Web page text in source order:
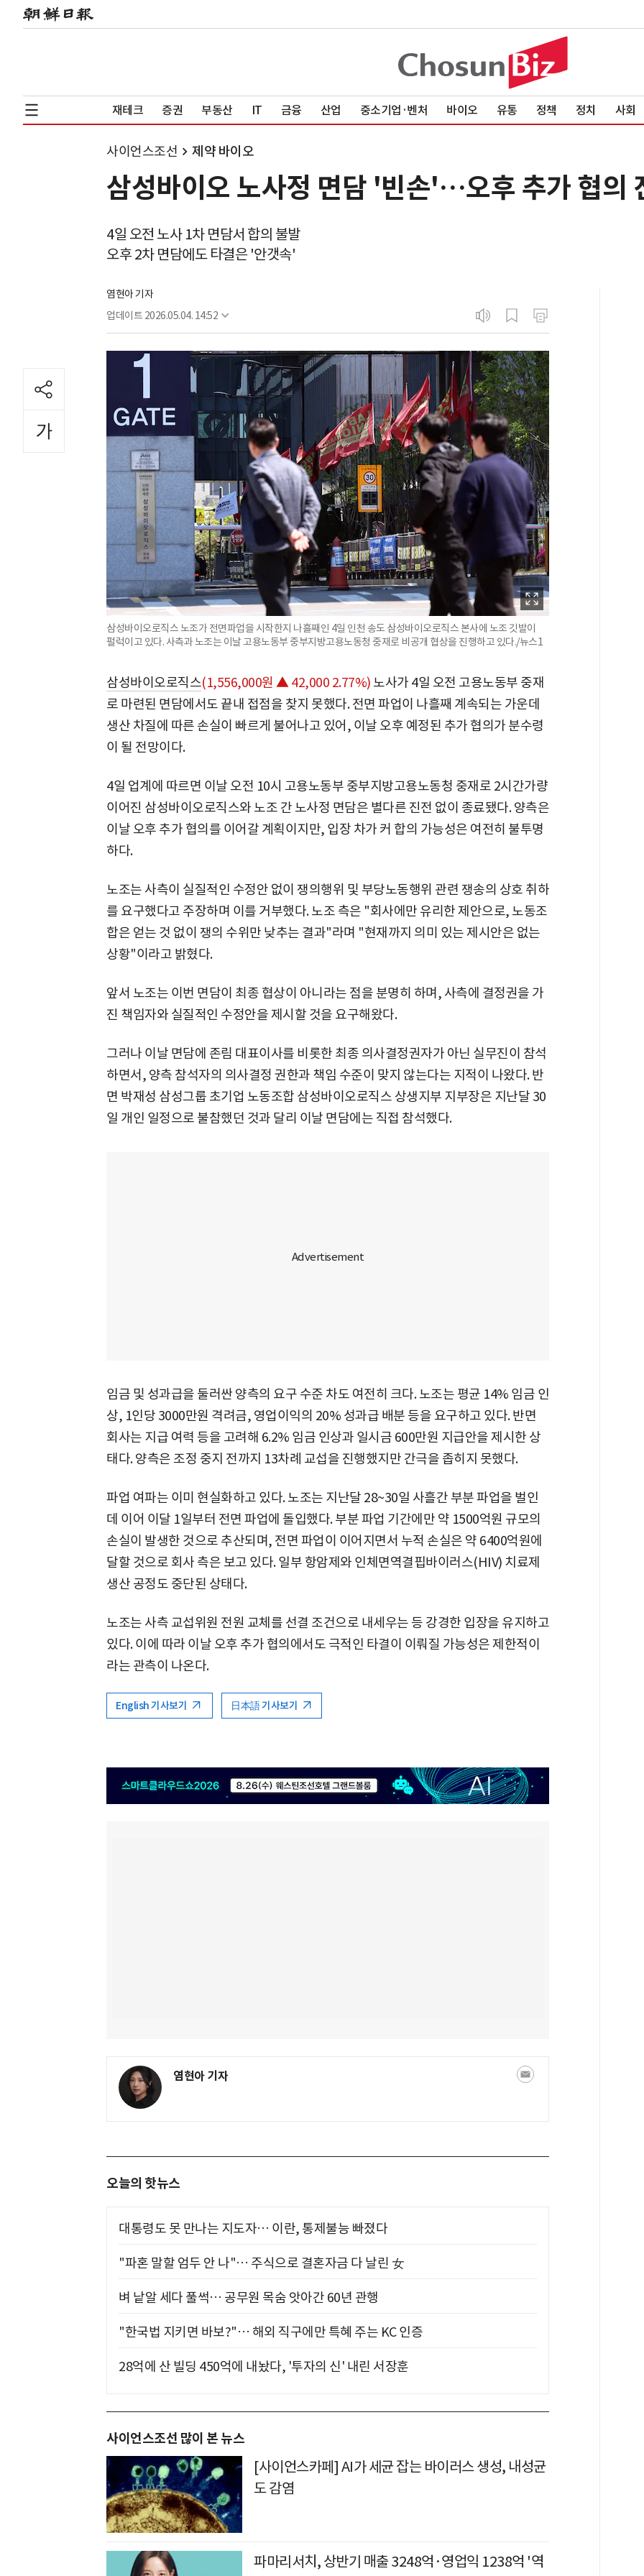
재테크 증권 부동산 IT 금융 산업 중소기업·벤처 바이오 유통 정책 정치 사회
사이언스조선 제약 바이오
삼성바이오 노사정 면담 '빈손'…오후 추가 협의
4일 오전 노사 1차 면담서 합의 불발
오후 2차 면담에도 타결은 '안갯속'
염현아 기자
업데이트 2026.05.04. 14:52
삼성바이오로직스 노조가 전면파업을 시작한지 나흘째인 4일 인천 송도 삼성바이오로직스 본사에 노조 깃발이
펄럭이고 있다. 사측과 노조는 이날 고용노동부 중부지방고용노동청 중재로 비공개 협상을 진행하고 있다./뉴스1
삼성바이오로직스(1,556,000원 ▲ 42,000 2.77%) 노사가 4일 오전 고용노동부 중재
로 마련된 면담에서도 끝내 접점을 찾지 못했다. 전면 파업이 나흘째 계속되는 가운데
생산 차질에 따른 손실이 빠르게 불어나고 있어, 이날 오후 예정된 추가 협의가 분수령
이 될 전망이다.
4일 업계에 따르면 이날 오전 10시 고용노동부 중부지방고용노동청 중재로 2시간가량
이어진 삼성바이오로직스와 노조 간 노사정 면담은 별다른 진전 없이 종료됐다. 양측은
이날 오후 추가 협의를 이어갈 계획이지만, 입장 차가 커 합의 가능성은 여전히 불투명
하다.
노조는 사측이 실질적인 수정안 없이 쟁의행위 및 부당노동행위 관련 쟁송의 상호 취하
를 요구했다고 주장하며 이를 거부했다. 노조 측은 "회사에만 유리한 제안으로, 노동조
합은 얻는 것 없이 쟁의 수위만 낮추는 결과"라며 "현재까지 의미 있는 제시안은 없는
상황"이라고 밝혔다.
앞서 노조는 이번 면담이 최종 협상이 아니라는 점을 분명히 하며, 사측에 결정권을 가
진 책임자와 실질적인 수정안을 제시할 것을 요구해왔다.
그러나 이날 면담에 존림 대표이사를 비롯한 최종 의사결정권자가 아닌 실무진이 참석
하면서, 양측 참석자의 의사결정 권한과 책임 수준이 맞지 않는다는 지적이 나왔다. 반
면 박재성 삼성그룹 초기업 노동조합 삼성바이오로직스 상생지부 지부장은 지난달 30
일 개인 일정으로 불참했던 것과 달리 이날 면담에는 직접 참석했다.
임금 및 성과급을 둘러싼 양측의 요구 수준 차도 여전히 크다. 노조는 평균 14% 임금 인
상, 1인당 3000만원 격려금, 영업이익의 20% 성과급 배분 등을 요구하고 있다. 반면
회사는 지급 여력 등을 고려해 6.2% 임금 인상과 일시금 600만원 지급안을 제시한 상
태다. 양측은 조정 중지 전까지 13차례 교섭을 진행했지만 간극을 좁히지 못했다.
파업 여파는 이미 현실화하고 있다. 노조는 지난달 28~30일 사흘간 부분 파업을 벌인
데 이어 이달 1일부터 전면 파업에 돌입했다. 부분 파업 기간에만 약 1500억원 규모의
손실이 발생한 것으로 추산되며, 전면 파업이 이어지면서 누적 손실은 약 6400억원에
달할 것으로 회사 측은 보고 있다. 일부 항암제와 인체면역결핍바이러스(HIV) 치료제
생산 공정도 중단된 상태다.
노조는 사측 교섭위원 전원 교체를 선결 조건으로 내세우는 등 강경한 입장을 유지하고
있다. 이에 따라 이날 오후 추가 협의에서도 극적인 타결이 이뤄질 가능성은 제한적이
라는 관측이 나온다.
English 기사보기 日本語 기사보기
염현아 기자
오늘의 핫뉴스
대통령도 못 만나는 지도자… 이란, 통제불능 빠졌다
"파혼 말할 엄두 안 나"… 주식으로 결혼자금 다 날린 女
벼 낱알 세다 풀썩… 공무원 목숨 앗아간 60년 관행
"한국법 지키면 바보?"… 해외 직구에만 특혜 주는 KC 인증
28억에 산 빌딩 450억에 내놨다, '투자의 신' 내린 서장훈
사이언스조선 많이 본 뉴스
[사이언스카페] AI가 세균 잡는 바이러스 생성, 내성균
도 감염
파마리서치, 상반기 매출 3248억·영업익 1238억 '역